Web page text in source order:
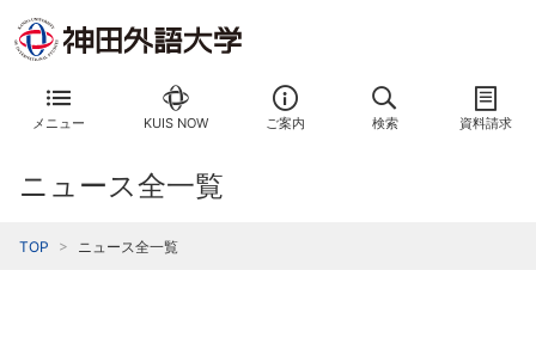
メニュー KUIS NOW ご案内 検索 資料請求
ニュース全一覧
TOP ニュース全一覧